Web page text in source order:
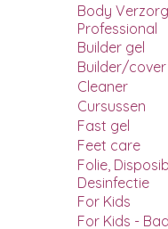
Body
Professional
Builder gel
Builder/cover
Cleaner
Cursussen
Fast gel
Feet care
Folie,
Desinfectie
For Kids
For Kids -